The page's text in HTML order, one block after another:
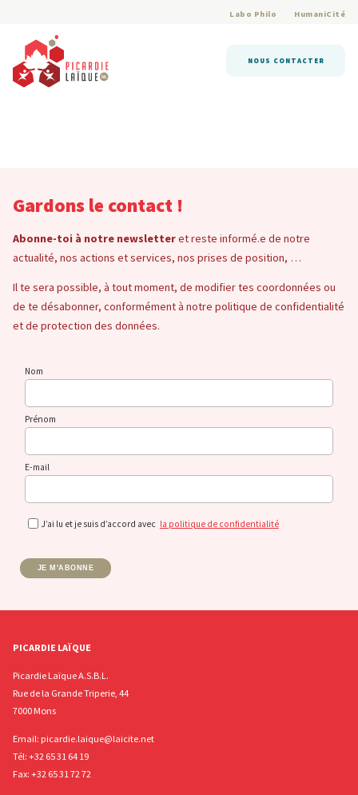
Labo Philo HumaniCité
NOUS CONTACTER
Gardons le contact !
Abonne-toi à notre newsletteret reste informé.e de notre
actualité, nos actions et services, nos prises de position, …
Il te sera possible, à tout moment, de modifier tes coordonnées ou
de te désabonner, conformément à notre politique de confidentialité
et de protection des données.
Nom
Prénom
E-mail
J’ai lu et je suis d’accord avec la politique de confidentialité
JE M'ABONNE
PICARDIE LAÏQUE
Picardie Laïque A.S.B.L.
Rue de la Grande Triperie, 44
7000 Mons
Email: picardie.laique@laicite.net
Tél: +32 65 31 64 19
Fax: +32 65 31 72 72